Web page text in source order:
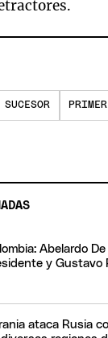
SUCESOR
Abelardo
y Gustavo
ataca Rusia